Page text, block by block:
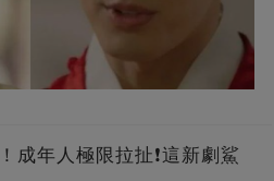
成年人極限拉扯❗這新劇鯊